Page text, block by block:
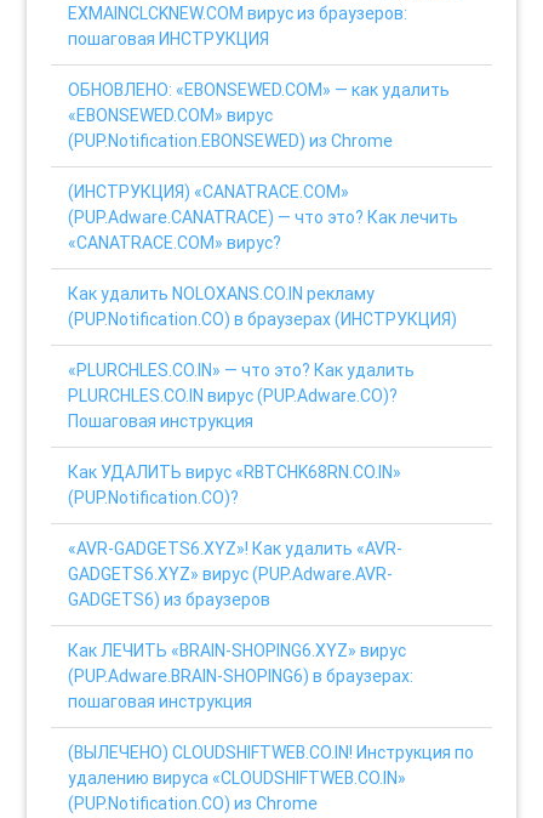
EXMAINCLCKNEW.COM вирус из браузеров:
пошаговая ИНСТРУКЦИЯ
ОБНОВЛЕНО: «EBONSEWED.COM» — как удалить
«EBONSEWED.COM» вирус
(PUP.Notification.EBONSEWED) из Chrome
(ИНСТРУКЦИЯ) «CANATRACE.COM»
(PUP.Adware.CANATRACE) — что это? Как лечить
«CANATRACE.COM» вирус?
Как удалить NOLOXANS.CO.IN рекламу
(PUP.Notification.CO) в браузерах (ИНСТРУКЦИЯ)
«PLURCHLES.CO.IN» — что это? Как удалить
PLURCHLES.CO.IN вирус (PUP.Adware.CO)?
Пошаговая инструкция
Как УДАЛИТЬ вирус «RBTCHK68RN.CO.IN»
(PUP.Notification.CO)?
«AVR-GADGETS6.XYZ»! Как удалить «AVR-
GADGETS6.XYZ» вирус (PUP.Adware.AVR-
GADGETS6) из браузеров
Как ЛЕЧИТЬ «BRAIN-SHOPING6.XYZ» вирус
(PUP.Adware.BRAIN-SHOPING6) в браузерах:
пошаговая инструкция
(ВЫЛЕЧЕНО) CLOUDSHIFTWEB.CO.IN! Инструкция по
удалению вируса «CLOUDSHIFTWEB.CO.IN»
(PUP.Notification.CO) из Chrome